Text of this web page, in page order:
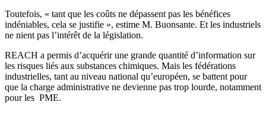
Toutefois, « tant que les coûts ne dépassent pas les bénéfices
indéniables, cela se justifie », estime M. Buonsante. Et les industriels
ne nient pas l’intérêt de la législation.
REACH a permis d’acquérir une grande quantité d’information sur
les risques liés aux substances chimiques. Mais les fédérations
industrielles, tant au niveau national qu’européen, se battent pour
que la charge administrative ne devienne pas trop lourde, notamment
pour les PME.